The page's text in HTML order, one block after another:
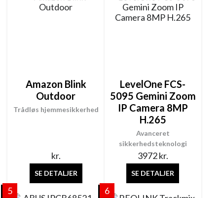
Trådløs hjemmesikkerhed
Amazon Blink
Outdoor
kr.
SE DETALJER
Avanceret
sikkerhedsteknologi
LevelOne FCS-
5095 Gemini Zoom
IP Camera 8MP
H.265
3972kr.
SE DETALJER
5 6